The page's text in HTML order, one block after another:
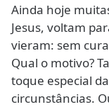
Ainda hoje
Jesus, voltam
vieram: sem
Qual o motivo?
toque especial
circunstâncias.